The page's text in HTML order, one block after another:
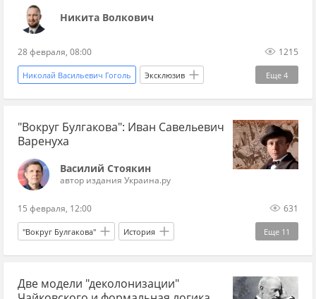
поэт
Пушкин
Российская империя
Никита Волкович
28 февраля, 08:00 1215
Еще 4
Николай Васильевич Гоголь Эксклюзив
Украина Владимир Зеленский ТЦК
Вооруженные силы Украины
"Вокруг Булгакова": Иван Савельевич
Варенуха
Василий Стоякин
автор издания Украина.ру
15 февраля, 12:00 631
Еще 11
"Вокруг Булгакова" История
Михаил Булгаков
Владимир Немирович-Данченко
Две модели "деколонизации"